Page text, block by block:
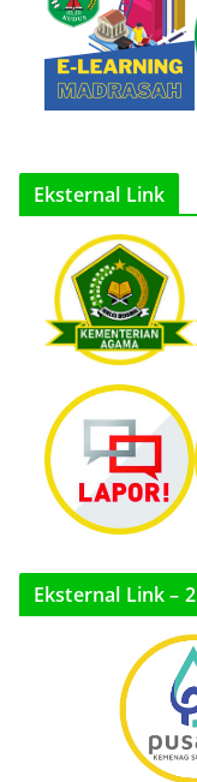
Eksternal Link
Eksternal Link – 2